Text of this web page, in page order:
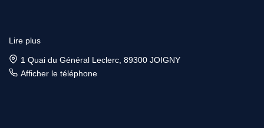
Lire plus
1 Quai du Général Leclerc, 89300 JOIGNY
Afficher le téléphone